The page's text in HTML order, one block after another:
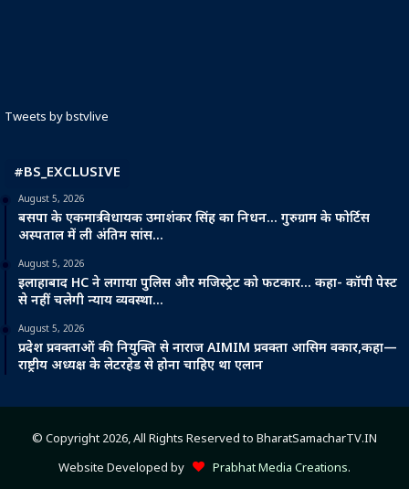
Tweets by bstvlive
#BS_EXCLUSIVE
August 5, 2026
बसपा के एकमात्र विधायक उमाशंकर सिंह का निधन… गुरुग्राम के फोर्टिस
अस्पताल में ली अंतिम सांस…
August 5, 2026
इलाहाबाद HC ने लगाया पुलिस और मजिस्ट्रेट को फटकार… कहा- कॉपी पेस्ट
से नहीं चलेगी न्याय व्यवस्था…
August 5, 2026
प्रदेश प्रवक्ताओं की नियुक्ति से नाराज AIMIM प्रवक्ता आसिम वकार,कहा—
राष्ट्रीय अध्यक्ष के लेटरहेड से होना चाहिए था एलान
© Copyright 2026, All Rights Reserved to BharatSamacharTV.IN
Website Developed by
Prabhat Media Creations.